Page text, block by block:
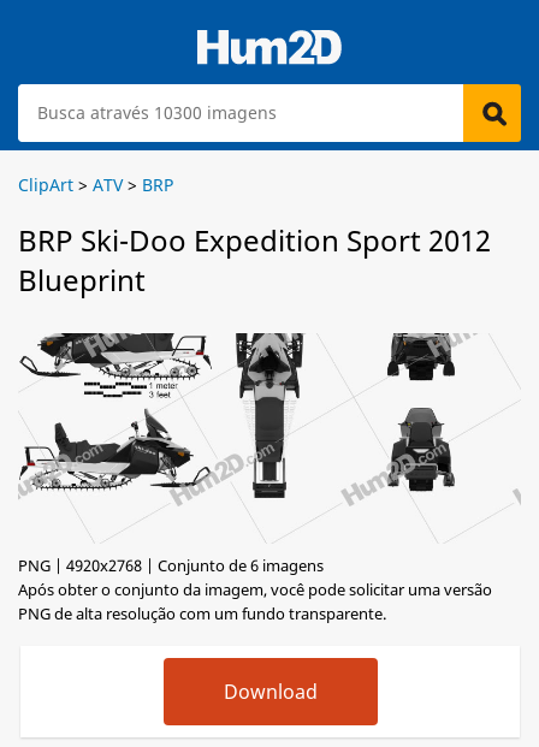
ClipArt > ATV> BRP
BRP Ski-Doo Expedition Sport 2012
Blueprint
PNG | 4920x2768 | Conjunto de 6 imagens
Após obter o conjunto da imagem, você pode solicitar uma versão
PNG de alta resolução com um fundo transparente.